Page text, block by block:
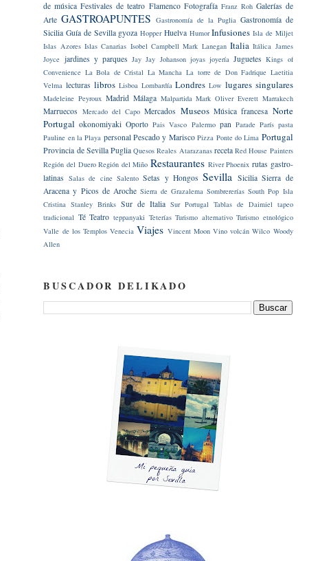
de música Festivales de teatro Flamenco Fotografía Franz Roh Galerías de
Arte GASTROAPUNTES Gastronomía de la Puglia Gastronomía de
Sicilia Guía de Sevilla gyoza Hopper Huelva Humor Infusiones Isla de Miljet
Islas Azores Islas Canarias Isobel Campbell Mark Lanegan Italia Itálica James
Joyce jardines y parques Jay Jay Johanson joyas joyería Juguetes Kings of
Convenience La Bola de Cristal La Mancha La torre de Don Fadrique Laetitia
Velma lecturas libros Lisboa Lombardía Londres Low lugares singulares
Madeleine Peyroux Madrid Málaga Malpartida Mark Oliver Everett Marrakech
Marruecos Mercado del Capo Mercados Museos Música francesa Norte
Portugal okonomiyaki Oporto Pais Vasco Palermo pan Parade París pasta
Pauline en la Playa personal Pescado y Marisco Pizza Ponte do Lima Portugal
Provincia de Sevilla Puglia Quesos Reales Atarazanas receta Red House Painters
Región del Duero Región del Miño Restaurantes River Phoenix rutas gastro-
latinas Salas de cine Salento Setas y Hongos Sevilla Sicilia Sierra de
Aracena y Picos de Aroche Sierra de Grazalema Sombrererías South Pop Isla
Cristina Stanley Brinks Sur de Italia Sur Portugal Tablas de Daimiel tapeo
tradicional Té Teatro teppanyaki Teterías Turismo alternativo Turismo etnológico
Valle de los Templos Venecia Viajes Vincent Moon Vino volcán Wilco Woody
Allen
BUSCADOR DELIKADO